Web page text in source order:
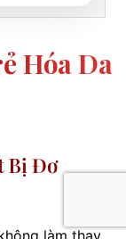
Hóa Da
Bị Đơ